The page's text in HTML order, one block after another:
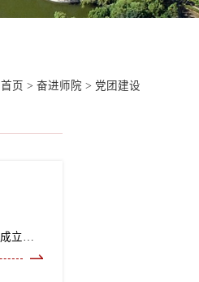
首页 > 奋进师院 > 党团建设